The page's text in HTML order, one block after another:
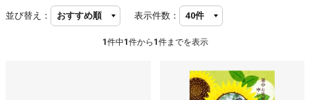
並び替え： 表示件数：
1 件中1 件から 1 件までを表示